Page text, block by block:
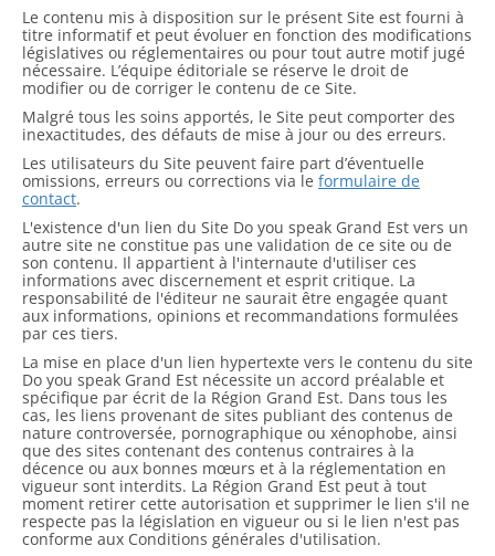
Le contenu mis à disposition sur le présent Site est fourni à
titre informatif et peut évoluer en fonction des modifications
législatives ou réglementaires ou pour tout autre motif jugé
nécessaire. L’équipe éditoriale se réserve le droit de
modifier ou de corriger le contenu de ce Site.
Malgré tous les soins apportés, le Site peut comporter des
inexactitudes, des défauts de mise à jour ou des erreurs.
Les utilisateurs du Site peuvent faire part d’éventuelle
omissions, erreurs ou corrections via le formulaire de
contact.
L'existence d'un lien du Site Do you speak Grand Est vers un
autre site ne constitue pas une validation de ce site ou de
son contenu. Il appartient à l'internaute d'utiliser ces
informations avec discernement et esprit critique. La
responsabilité de l'éditeur ne saurait être engagée quant
aux informations, opinions et recommandations formulées
par ces tiers.
La mise en place d'un lien hypertexte vers le contenu du site
Do you speak Grand Est nécessite un accord préalable et
spécifique par écrit de la Région Grand Est. Dans tous les
cas, les liens provenant de sites publiant des contenus de
nature controversée, pornographique ou xénophobe, ainsi
que des sites contenant des contenus contraires à la
décence ou aux bonnes mœurs et à la réglementation en
vigueur sont interdits. La Région Grand Est peut à tout
moment retirer cette autorisation et supprimer le lien s'il ne
respecte pas la législation en vigueur ou si le lien n'est pas
conforme aux Conditions générales d'utilisation.